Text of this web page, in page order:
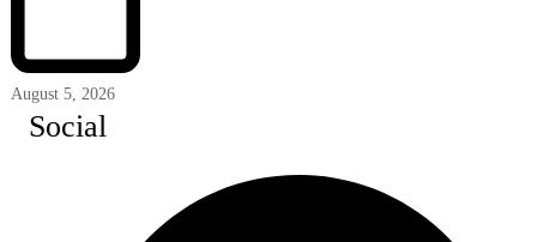
August 5, 2026
Social